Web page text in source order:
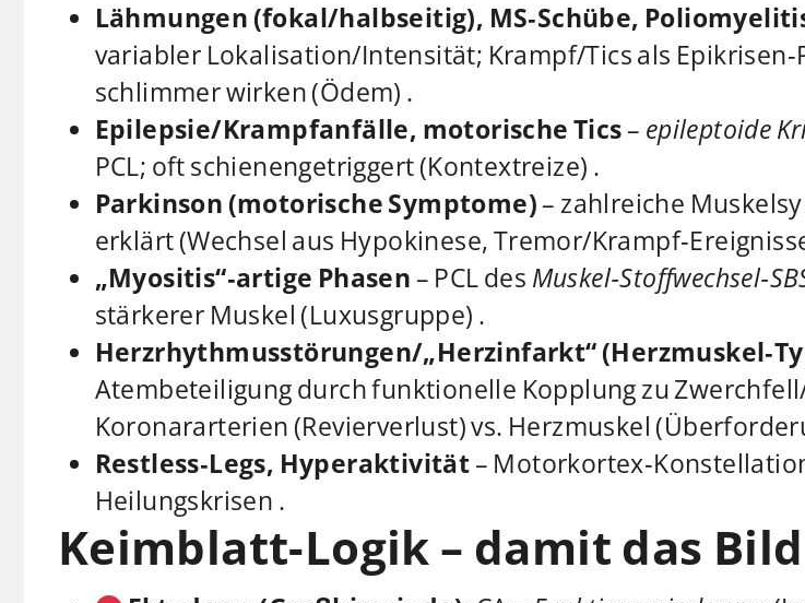
Lähmungen (fokal/halbseitig), MS‑Schübe,
variabler Lokalisation/Intensität; Krampf/Tics als
schlimmer wirken (Ödem) .
Epilepsie/Krampfanfälle, motorische Tics– epileptoide
PCL; oft schienengetriggert (Kontextreize) .
Parkinson (motorische Symptome)– zahlreiche
erklärt (Wechsel aus Hypokinese, Tremor/
„Myositis“‑artige Phasen – PCL des
stärkerer Muskel (Luxusgruppe) .
Herzrhythmusstörungen/„Herzinfarkt“
Atembeteiligung durch funktionelle Kopplung zu
Koronararterien (Revierverlust) vs. Herzmuskel
Restless‑Legs, Hyperaktivität–
Heilungskrisen .
Keimblatt-Logik – damit das